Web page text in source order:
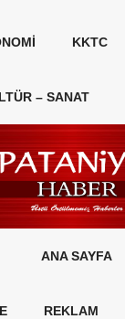
KKTC
– SANAT
ANA SAYFA
REKLAM